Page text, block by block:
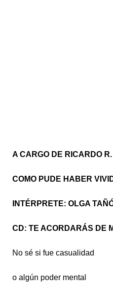
A CARGO DE RICARDO
COMO PUDE HABER
INTÉRPRETE: OLGA
CD: TE ACORDARÁS DE
No sé si fue casualidad
o algún poder mental